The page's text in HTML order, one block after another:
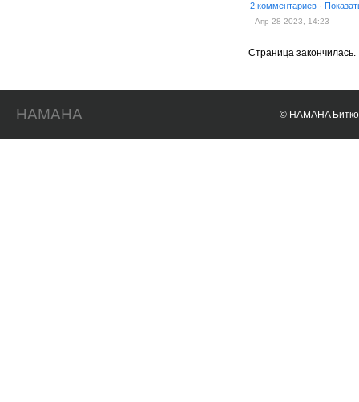
2 комментариев ·
Апр 28 2023, 14:23
Страница закончилась.
HAMAHA © HAMAHA